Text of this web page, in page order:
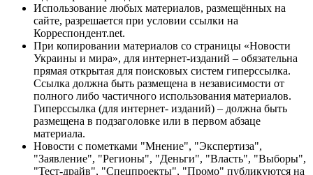
Использование любых материалов, размещённых на
сайте, разрешается при условии ссылки на
Корреспондент.net.
При копировании материалов со страницы «Новости
Украины и мира», для интернет-изданий – обязательна
прямая открытая для поисковых систем гиперссылка.
Ссылка должна быть размещена в независимости от
полного либо частичного использования материалов.
Гиперссылка (для интернет- изданий) – должна быть
размещена в подзаголовке или в первом абзаце
материала.
Новости с пометками "Мнение", "Экспертиза",
"Заявление", "Регионы", "Деньги", "Власть", "Выборы",
"Тест-драйв", "Спецпроекты", "Промо" публикуются на